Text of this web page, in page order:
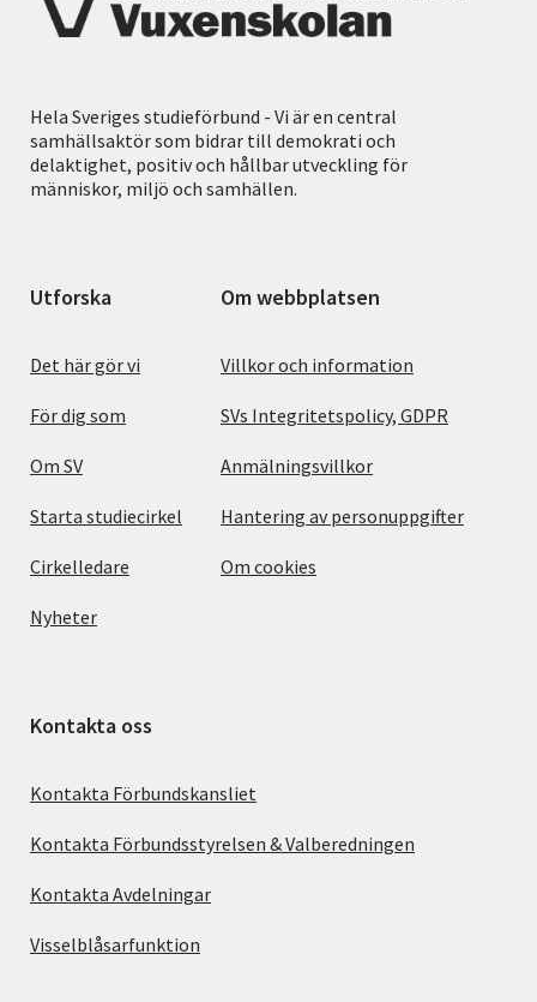
Hela Sveriges studieförbund - Vi är en central
samhällsaktör som bidrar till demokrati och
delaktighet, positiv och hållbar utveckling för
människor, miljö och samhällen.
Utforska
Det här gör vi
För dig som
Om SV
Starta studiecirkel
Cirkelledare
Nyheter
Om webbplatsen
Villkor och information
SVs Integritetspolicy, GDPR
Anmälningsvillkor
Hantering av personuppgifter
Om cookies
Kontakta oss
Kontakta Förbundskansliet
Kontakta Förbundsstyrelsen & Valberedningen
Kontakta Avdelningar
Visselblåsarfunktion